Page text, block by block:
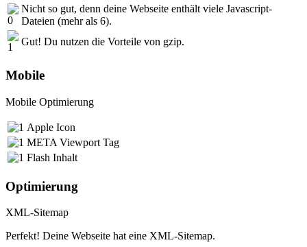
Nicht so gut, denn deine Webseite enthält viele Javascript-
Dateien (mehr als 6).
Gut! Du nutzen die Vorteile von gzip.
Mobile
Mobile Optimierung
Apple Icon
META Viewport Tag
Flash Inhalt
Optimierung
XML-Sitemap
Perfekt! Deine Webseite hat eine XML-Sitemap.